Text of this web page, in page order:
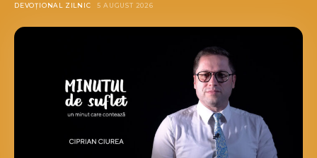
DEVOȚIONAL ZILNIC 5 AUGUST 2026